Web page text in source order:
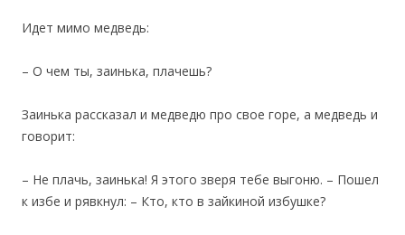
Идет мимо медведь:
– О чем ты, заинька, плачешь?
Заинька рассказал и медведю про свое горе, а медведь и
говорит:
– Не плачь, заинька! Я этого зверя тебе выгоню. – Пошел
к избе и рявкнул: – Кто, кто в зайкиной избушке?